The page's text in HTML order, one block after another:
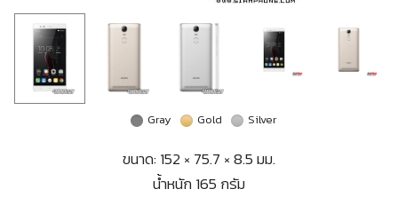
Gray Gold Silver
ขนาด: 152 × 75.7 × 8.5 มม.
น้ำหนัก 165 กรัม